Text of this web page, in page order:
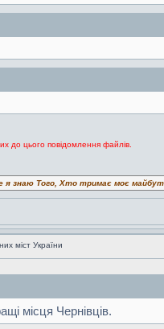
до цього повідомлення файлів.
знаю Того, Хто тримає моє
міст України
місця Чернівців.